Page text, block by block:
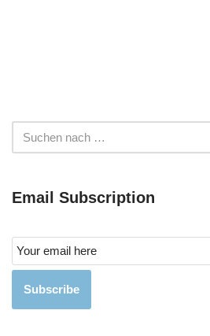
Email Subscription
Subscribe